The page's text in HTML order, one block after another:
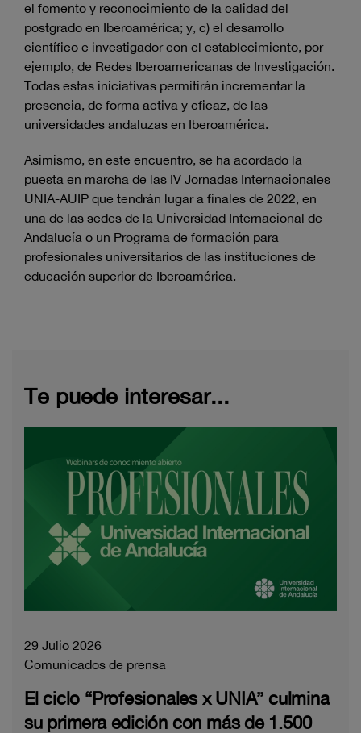
el fomento y reconocimiento de la calidad del
postgrado en Iberoamérica; y, c) el desarrollo
científico e investigador con el establecimiento, por
ejemplo, de Redes Iberoamericanas de Investigación.
Todas estas iniciativas permitirán incrementar la
presencia, de forma activa y eficaz, de las
universidades andaluzas en Iberoamérica.
Asimismo, en este encuentro, se ha acordado la
puesta en marcha de las IV Jornadas Internacionales
UNIA-AUIP que tendrán lugar a finales de 2022, en
una de las sedes de la Universidad Internacional de
Andalucía o un Programa de formación para
profesionales universitarios de las instituciones de
educación superior de Iberoamérica.
Te puede interesar...
29 Julio 2026
Comunicados de prensa
El ciclo “Profesionales x UNIA” culmina
su primera edición con más de 1.500